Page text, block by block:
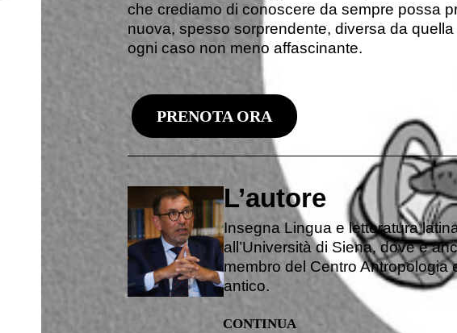
che crediamo di conoscere da sempre possa
nuova, spesso sorprendente, diversa da
ogni caso non meno affascinante.
PRENOTA ORA
L’autore
Insegna Lingua e letteratura
all’Università di Siena, dove è
membro del Centro Antropologia
antico.
CONTINUA